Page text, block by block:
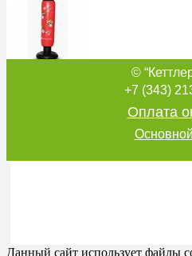
Детский боксерский мешок
ударов высота 114 см.
В корзину
©
+7 (343)
Оплата
Данный сайт использует файлы